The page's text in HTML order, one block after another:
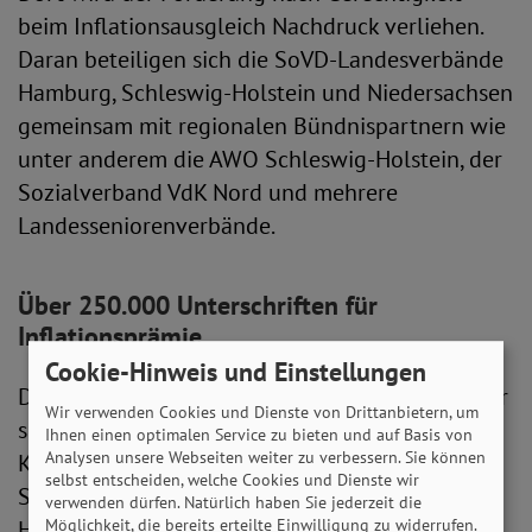
beim Inflationsausgleich Nachdruck verliehen.
Daran beteiligen sich die SoVD-Landesverbände
Hamburg, Schleswig-Holstein und Niedersachsen
gemeinsam mit regionalen Bündnispartnern wie
unter anderem die AWO Schleswig-Holstein, der
Sozialverband VdK Nord und mehrere
Landesseniorenverbände.
Über 250.000 Unterschriften für
Inflationsprämie
Das Bündnis hat über 250.000 Unterschriften für
sein Anliegen gesammelt und wird diese auf der
Kundgebung an Britta Hagedorn,
Stellvertretende Vorsitzende
Cookie-Hinweis und Einstellungen
Wir verwenden Cookies und Dienste von Drittanbietern, um
Ihnen einen optimalen Service zu bieten und auf Basis von
Analysen unsere Webseiten weiter zu verbessern. Sie können
selbst entscheiden, welche Cookies und Dienste wir
verwenden dürfen. Natürlich haben Sie jederzeit die
Möglichkeit, die bereits erteilte Einwilligung zu widerrufen.